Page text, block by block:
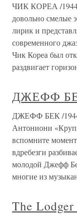
ЧИК КОРЕА /1944/
довольно смелые
лирик и
современного
Чик Кореа был
раздвигает
ДЖЕФФ
ДЖЕФФ БЕК /
Антониони
вспомните
вдребезги
молодой Джефф
многие из
The